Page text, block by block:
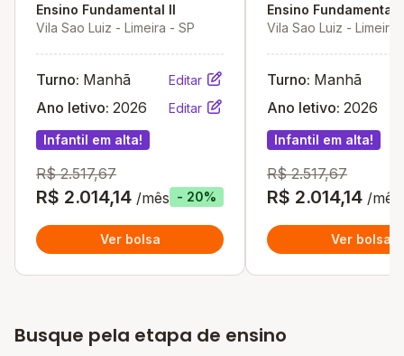
Ensino Fundamental II
Vila Sao Luiz - Limeira - SP
Turno: Manhã Editar
Ano letivo: 2026 Editar
Infantil em alta!
R$ 2.517,67
R$ 2.014,14 /mês - 20%
Ver bolsa
Ensino Fundamental
Vila Sao Luiz - Limeira
Turno: Manhã
Ano letivo: 2026
Infantil em alta!
R$ 2.517,67
R$ 2.014,14 /mês
Ver bolsa
Busque pela etapa de ensino